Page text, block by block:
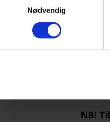
Nødvendig
Til
en
NB!